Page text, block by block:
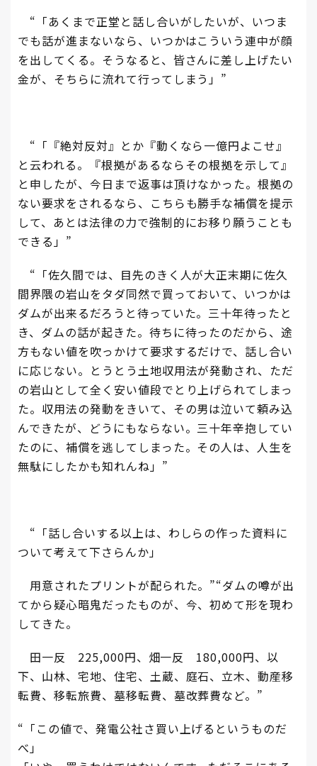
“「あくまで正堂と話し合いがしたいが、いつま
でも話が進まないなら、いつかはこういう連中が顔
を出してくる。そうなると、皆さんに差し上げたい
金が、そちらに流れて行ってしまう」”
“「『絶対反対』とか『動くなら一億円よこせ』
と云われる。『根拠があるならその根拠を示して』
と申したが、今日まで返事は頂けなかった。根拠の
ない要求をされるなら、こちらも勝手な補償を提示
して、あとは法律の力で強制的にお移り願うことも
できる」”
“「佐久間では、目先のきく人が大正末期に佐久
間界隈の岩山をタダ同然で買っておいて、いつかは
ダムが出来るだろうと待っていた。三十年待ったと
き、ダムの話が起きた。待ちに待ったのだから、途
方もない値を吹っかけて要求するだけで、話し合い
に応じない。とうとう土地収用法が発動され、ただ
の岩山として全く安い値段でとり上げられてしまっ
た。収用法の発動をきいて、その男は泣いて頼み込
んできたが、どうにもならない。三十年辛抱してい
たのに、補償を逃してしまった。その人は、人生を
無駄にしたかも知れんね」”
“「話し合いする以上は、わしらの作った資料に
ついて考えて下さらんか」
用意されたプリントが配られた。”“ダムの噂が出
てから疑心暗鬼だったものが、今、初めて形を現わ
してきた。
田一反 225,000円、畑一反 180,000円、以
下、山林、宅地、住宅、土蔵、庭石、立木、動産移
転費、移転旅費、墓移転費、墓改葬費など。”
“「この値で、発電公社さ買い上げるというものだ
べ」